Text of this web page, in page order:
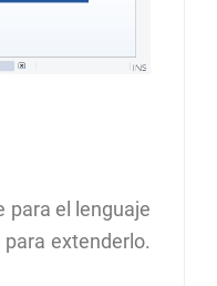
para el lenguaje
extenderlo.